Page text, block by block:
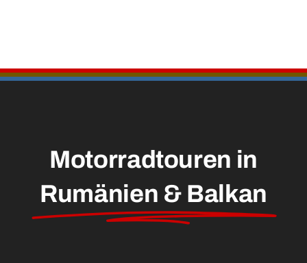
Motorradtouren in
Rumänien & Balkan